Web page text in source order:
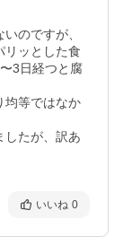
のですが、
リッとした食
3日経つと腐
均等ではなか
したが、訳あ
いいね 0